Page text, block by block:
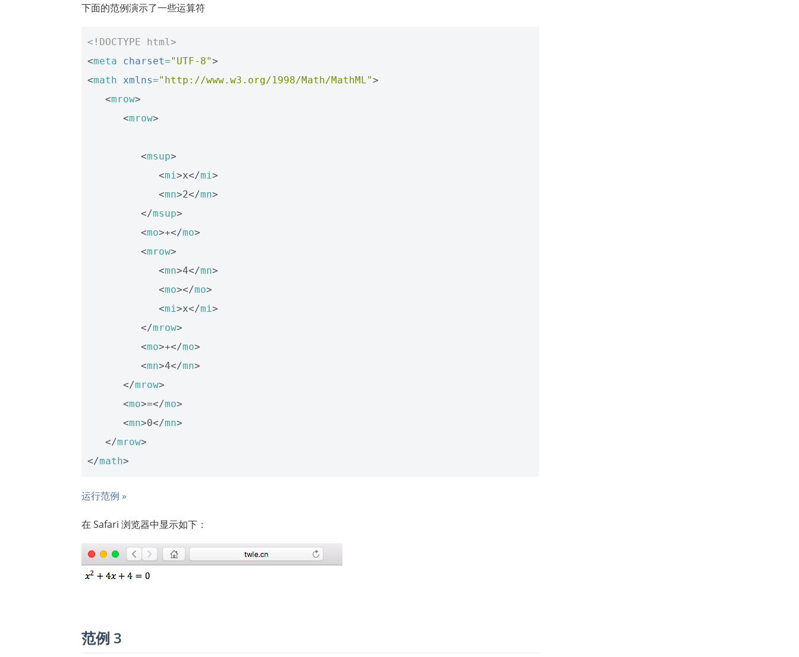
下面的范例演示了一些运算符
<!DOCTYPE html>
<meta charset="UTF-8">
<math xmlns="http://www.w3.org/1998/Math/MathML">
<mrow>
<mrow>
<msup>
<mi >x</mi >
<mn>2</mn>
</msup>
<mo>+</mo>
<mrow>
<mn>4</mn>
<mo></mo>
<mi >x</mi >
</mrow>
<mo>+</mo>
<mn>4</mn>
</mrow>
<mo>=</mo>
<mn>0</mn>
</mrow>
</math>
运行范例 »
在 Safari 浏览器中显示如下：
范例 3